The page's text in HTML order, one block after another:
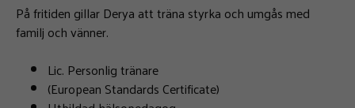
På fritiden gillar Derya att träna styrka och umgås med
familj och vänner.
Lic. Personlig tränare
(European Standards Certificate)